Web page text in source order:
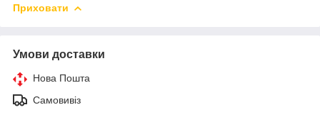
Приховати
Умови доставки
Нова Пошта
Самовивіз